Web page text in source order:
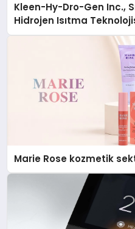
Kleen-Hy-Dro-Gen Inc.,
Hidrojen Isıtma
Düzenleyici Onaylarını
Marie Rose kozmetik